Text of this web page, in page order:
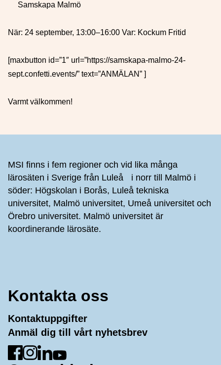
Samskapa Malmö
När: 24 september, 13:00–16:00 Var: Kockum Fritid
[maxbutton id=”1″ url=”https://samskapa-malmo-24-
sept.confetti.events/” text=”ANMÄLAN” ]
Varmt välkommen!
MSI finns i fem regioner och vid lika många
lärosäten i Sverige från Luleå i norr till Malmö i
söder: Högskolan i Borås, Luleå tekniska
universitet, Malmö universitet, Umeå universitet och
Örebro universitet. Malmö universitet är
koordinerande lärosäte.
Kontakta oss
Kontaktuppgifter
Anmäl dig till vårt nyhetsbrev
Gå till Facebook
Gå till Instagram
Gå till LinkedIn
Gå till YouTube